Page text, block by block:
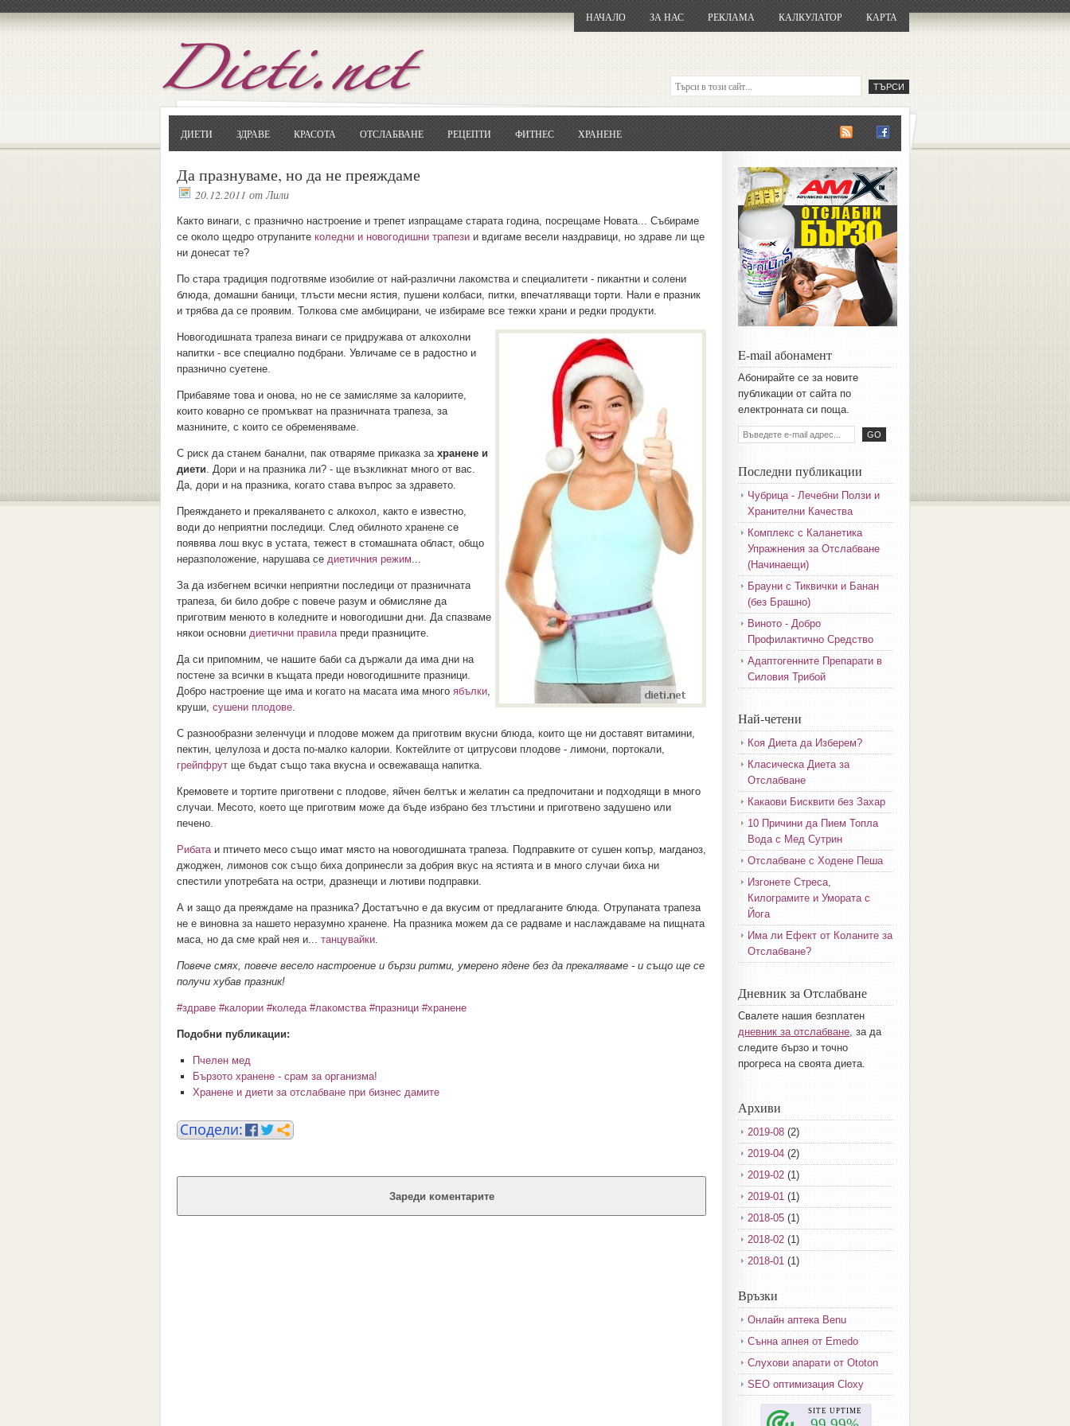
НАЧАЛО ЗА НАС РЕКЛАМА КАЛКУЛАТОР КАРТА
ДИЕТИ ЗДРАВЕ КРАСОТА ОТСЛАБВАНЕ РЕЦЕПТИ ФИТНЕС ХРАНЕНЕ
Да празнуваме, но да не преяждаме
20.12.2011 отЛили
Както винаги, с празнично настроение и трепет изпращаме старата година, посрещаме Новата... Събираме
се около щедро отрупаните коледни и новогодишни трапези и вдигаме весели наздравици, но здраве ли ще
ни донесат те?
По стара традиция подготвяме изобилие от най-различни лакомства и специалитети - пикантни и солени
блюда, домашни баници, тлъсти месни ястия, пушени колбаси, питки, впечатляващи торти. Нали е празник
и трябва да се проявим. Толкова сме амбицирани, че избираме все тежки храни и редки продукти.
Новогодишната трапеза винаги се придружава от алкохолни
напитки - все специално подбрани. Увличаме се в радостно и
празнично суетене.
Прибавяме това и онова, но не се замисляме за калориите,
които коварно се промъкват на празничната трапеза, за
мазнините, с които се обременяваме.
С риск да станем банални, пак отваряме приказка за хранене и
диети. Дори и на празника ли? - ще възкликнат много от вас.
Да, дори и на празника, когато става въпрос за здравето.
Преяждането и прекаляването с алкохол, както е известно,
води до неприятни последици. След обилното хранене се
появява лош вкус в устата, тежест в стомашната област, общо
неразположение, нарушава се диетичния режим...
За да избегнем всички неприятни последици от празничната
трапеза, би било добре с повече разум и обмисляне да
приготвим менюто в коледните и новогодишни дни. Да спазваме
някои основни диетични правилапреди празниците.
Да си припомним, че нашите баби са държали да има дни на
постене за всички в къщата преди новогодишните празници.
Добро настроение ще има и когато на масата има много ябълки,
круши, сушени плодове.
С разнообразни зеленчуци и плодове можем да приготвим вкусни блюда, които ще ни доставят витамини,
пектин, целулоза и доста по-малко калории. Коктейлите от цитрусови плодове - лимони, портокали,
грейпфрут ще бъдат също така вкусна и освежаваща напитка.
Кремовете и тортите приготвени с плодове, яйчен белтък и желатин са предпочитани и подходящи в много
случаи. Месото, което ще приготвим може да бъде избрано без тлъстини и приготвено задушено или
печено.
Рибатаи птичето месо също имат място на новогодишната трапеза. Подправките от сушен копър, магданоз,
джоджен, лимонов сок също биха допринесли за добрия вкус на ястията и в много случаи биха ни
спестили употребата на остри, дразнещи и лютиви подправки.
А и защо да преяждаме на празника? Достатъчно е да вкусим от предлаганите блюда. Отрупаната трапеза
не е виновна за нашето неразумно хранене. На празника можем да се радваме и наслаждаваме на пищната
маса, но да сме край нея и... танцувайки.
Повече смях, повече весело настроение и бързи ритми, умерено ядене без да прекаляваме - и също ще се
получи хубав празник!
#здраве #калории #коледа #лакомства #празници #хранене
Подобни публикации:
Пчелен мед
Бързото хранене - срам за организма!
Хранене и диети за отслабване при бизнес дамите
Зареди коментарите
E-mail абонамент
Aбoниpaйтe ce зa нoвитe
пyбликaции oт caйтa пo
eлeктpoннaтa cи пoщa.
Последни публикации
Чубрица - Лечебни Ползи и
Хранителни Качества
Комплекс с Каланетика
Упражнения за Отслабване
(Начинаещи)
Брауни с Тиквички и Банан
(без Брашно)
Виното - Добро
Профилактично Средство
Адаптогенните Препарати в
Силовия Трибой
Най-четени
Коя Диета да Изберем?
Класическа Диета за
Отслабване
Какаови Бисквити без Захар
10 Причини да Пием Топла
Вода с Мед Сутрин
Отслабване с Ходене Пеша
Изгонете Стреса,
Килограмите и Умората с
Йога
Има ли Ефект от Коланите за
Отслабване?
Дневник за Отслабване
Свалете нашия безплатен
дневник за отслабване, за да
следите бързо и точно
прогреса на своята диета.
ОтворетеGoogle.bg
Кликнете на първия резултат
... и я въведете в полето:
Сваляне
Архиви
2019-08 (2)
2019-04 (2)
2019-02 (1)
2019-01 (1)
2018-05 (1)
2018-02 (1)
2018-01 (1)
2017-11
2017-10 (3)
2017-08(3)
2017-07(1)
2017-06(2)
2017-05(4)
Връзки
Онлайн аптека Benu
Сънна апнея от Emedo
Слухови апарати от Ototon
SEO оптимизация Cloxy